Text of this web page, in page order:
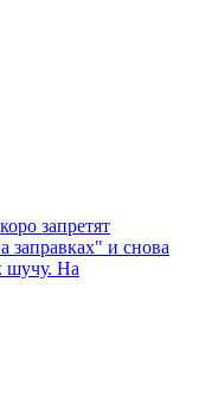
запретят
заправках" и снова
шучу. На